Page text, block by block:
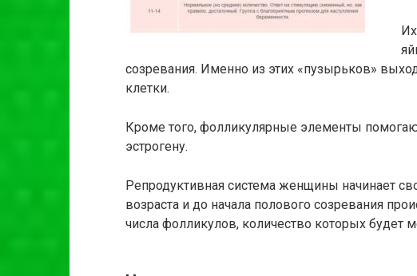
созревания. Именно из этих «пузырьков»
клетки.
Кроме того, фолликулярные элементы
эстрогену.
Репродуктивная система женщины начинает
возраста и до начала полового созревания
числа фолликулов, количество которых будет